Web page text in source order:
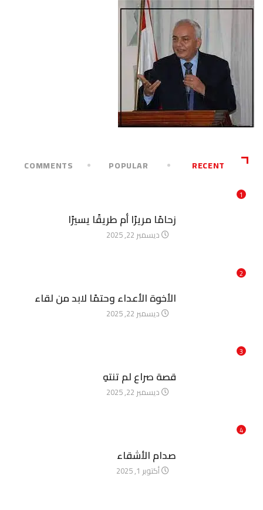
RECENT
POPULAR
COMMENTS
1
زحامًا مريرًا أم طريقًا يسيرًا
ديسمبر 22, 2025
2
الأخوة الأعداء وحتمًا لابد من لقاء
ديسمبر 22, 2025
3
قصة صراع لم تنتهِ
ديسمبر 22, 2025
4
صدام الأشقاء
أكتوبر 1, 2025